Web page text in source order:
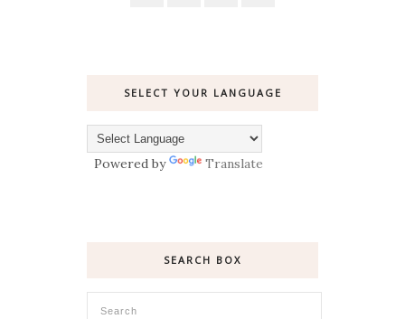
SELECT YOUR LANGUAGE
Powered by Translate
SEARCH BOX